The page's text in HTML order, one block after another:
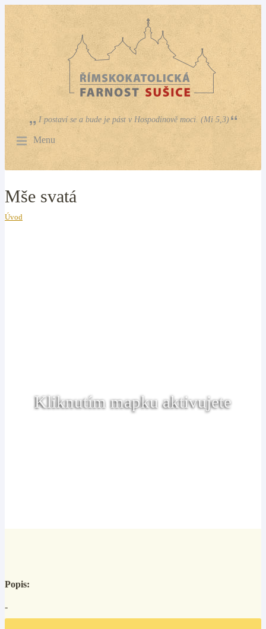
I postaví se a bude je pást v Hospodinově moci. (Mi 5,3)
Menu
Mše svatá
Úvod
Kliknutím mapku aktivujete
Popis:
-